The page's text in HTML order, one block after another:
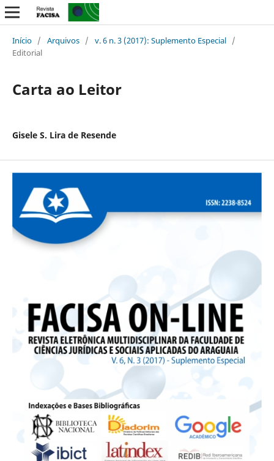
Início / Arquivos / v. 6 n. 3 (2017): Suplemento Especial /
Editorial
Carta ao Leitor
Gisele S. Lira de Resende